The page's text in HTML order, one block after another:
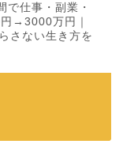
で仕事・副業・
→3000万円｜
さない生き方を